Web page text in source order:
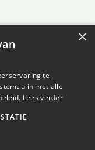
×
te
u in met alle
Lees verder